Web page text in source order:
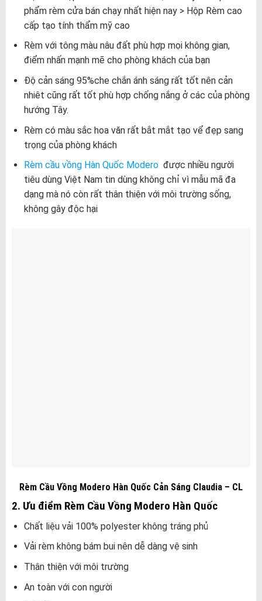
phẩm rèm cửa bán chạy nhất hiện nay > Hộp Rèm cao
cấp tạo tính thẩm mỹ cao
Rèm với tông màu nâu đất phù hợp mọi không gian,
điểm nhấn mạnh mẽ cho phòng khách của bạn
Độ cản sáng 95%che chắn ánh sáng rất tốt nên cản
nhiêt cũng rất tốt phù hợp chống nắng ở các của phòng
hướng Tây.
Rèm có màu sắc hoa văn rất bắt mắt tạo vể đẹp sang
trọng của phòng khách
Rèm cầu vồng Hàn Quốc Moderođược nhiều người
tiêu dùng Việt Nam tin dùng không chỉ vì mẫu mã đa
dạng mà nó còn rất thân thiện với môi trường sống,
không gây độc hại
Rèm Cầu Vồng Modero Hàn Quốc Cản Sáng Claudia – CL
2. Ưu điểm Rèm Cầu Vồng Modero Hàn Quốc
Chất liệu vải 100% polyester không tráng phủ
Vải rèm không bám bui nên dễ dàng vệ sinh
Thân thiện với môi trường
An toàn với con người